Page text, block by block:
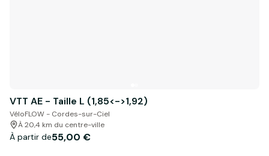
VTT AE - Taille L (1,85<->1,92)
VéloFLOW - Cordes-sur-Ciel
À 20,4 km du centre-ville
À partir de55,00 €